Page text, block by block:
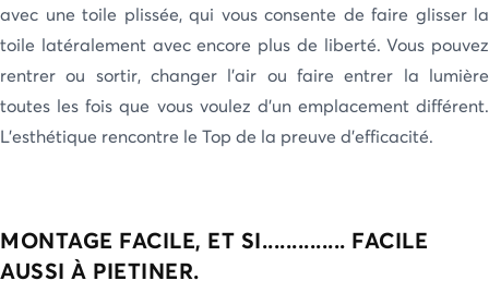
avec une toile plissée, qui vous consente de faire glisser la
toile latéralement avec encore plus de liberté. Vous pouvez
rentrer ou sortir, changer l’air ou faire entrer la lumière
toutes les fois que vous voulez d’un emplacement différent.
L’esthétique rencontre le Top de la preuve d’efficacité.
MONTAGE FACILE, ET SI.............. FACILE
AUSSI À PIETINER.